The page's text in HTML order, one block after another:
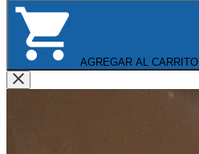
AGREGAR AL CARRITO